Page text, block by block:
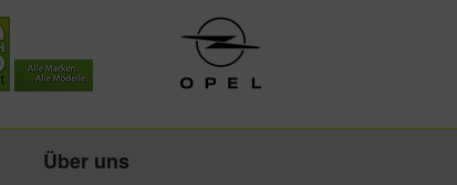
Über uns